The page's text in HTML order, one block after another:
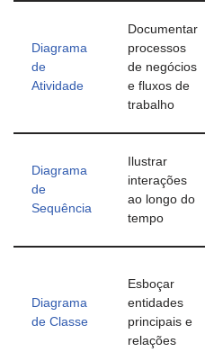
Diagrama
de
Atividade
Documentar
processos
de negócios
e fluxos de
trabalho
Diagrama
de
Sequência
Ilustrar
interações
ao longo do
tempo
Diagrama
de Classe
Esboçar
entidades
principais e
relações